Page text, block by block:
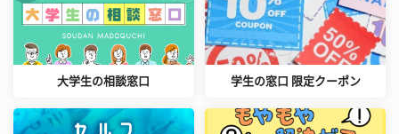
大学生の相談窓口 学生の窓口 限定クーポン